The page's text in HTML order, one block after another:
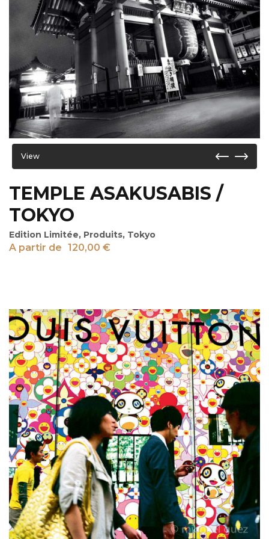
View
TEMPLE ASAKUSABIS /
TOKYO
Edition Limitée, Produits, Tokyo
A partir de 120,00 €